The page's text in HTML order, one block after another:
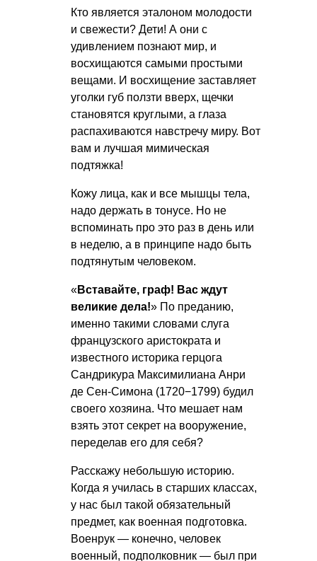
Кто является эталоном молодости
и свежести? Дети! А они с
удивлением познают мир, и
восхищаются самыми простыми
вещами. И восхищение заставляет
уголки губ ползти вверх, щечки
становятся круглыми, а глаза
распахиваются навстречу миру. Вот
вам и лучшая мимическая
подтяжка!
Кожу лица, как и все мышцы тела,
надо держать в тонусе. Но не
вспоминать про это раз в день или
в неделю, а в принципе надо быть
подтянутым человеком.
«Вставайте, граф! Вас ждут
великие дела!» По преданию,
именно такими словами слуга
французского аристократа и
известного историка герцога
Сандрикура Максимилиана Анри
де Сен-Симона (1720−1799) будил
своего хозяина. Что мешает нам
взять этот секрет на вооружение,
переделав его для себя?
Расскажу небольшую историю.
Когда я училась в старших классах,
у нас был такой обязательный
предмет, как военная подготовка.
Военрук — конечно, человек
военный, подполковник — был при